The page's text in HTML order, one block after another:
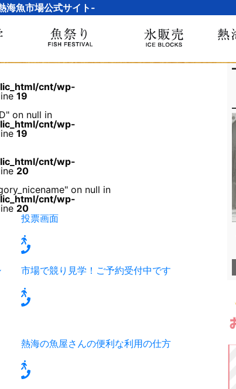
海魚市場公式サイト-
cnt/wp-
19
on null in
cnt/wp-
19
cnt/wp-
20
on null in
cnt/wp-
20
投票画面
市場で競り見学！ご予約受付中です
熱海の魚屋さんの便利な利用の仕方